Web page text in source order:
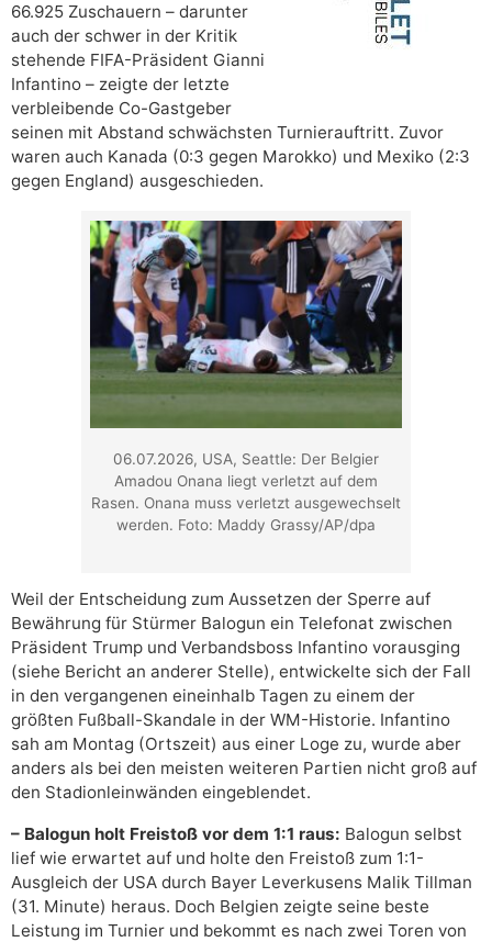
66.925 Zuschauern – darunter
auch der schwer in der Kritik
stehende FIFA-Präsident Gianni
Infantino – zeigte der letzte
verbleibende Co-Gastgeber
seinen mit Abstand schwächsten Turnierauftritt. Zuvor
waren auch Kanada (0:3 gegen Marokko) und Mexiko (2:3
gegen England) ausgeschieden.
06.07.2026, USA, Seattle: Der Belgier
Amadou Onana liegt verletzt auf dem
Rasen. Onana muss verletzt ausgewechselt
werden. Foto: Maddy Grassy/AP/dpa
Weil der Entscheidung zum Aussetzen der Sperre auf
Bewährung für Stürmer Balogun ein Telefonat zwischen
Präsident Trump und Verbandsboss Infantino vorausging
(siehe Bericht an anderer Stelle), entwickelte sich der Fall
in den vergangenen eineinhalb Tagen zu einem der
größten Fußball-Skandale in der WM-Historie. Infantino
sah am Montag (Ortszeit) aus einer Loge zu, wurde aber
anders als bei den meisten weiteren Partien nicht groß auf
den Stadionleinwänden eingeblendet.
– Balogun holt Freistoß vor dem 1:1 raus: Balogun selbst
lief wie erwartet auf und holte den Freistoß zum 1:1-
Ausgleich der USA durch Bayer Leverkusens Malik Tillman
(31. Minute) heraus. Doch Belgien zeigte seine beste
Leistung im Turnier und bekommt es nach zwei Toren von